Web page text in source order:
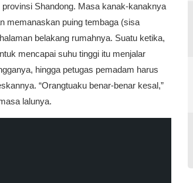
Shandong. Masa kanak-kanaknya
memanaskan puing tembaga (sisa
belakang rumahnya. Suatu ketika,
mencapai suhu tinggi itu menjalar
hingga petugas pemadam harus
“Orangtuaku benar-benar kesal,”
lalunya.